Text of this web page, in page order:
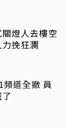
燈人去樓空
挽狂瀾
道全撤 員